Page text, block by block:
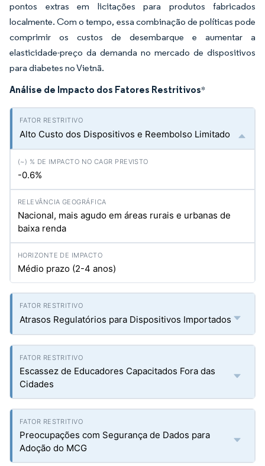
pontos extras em licitações para produtos fabricados
localmente. Com o tempo, essa combinação de políticas pode
comprimir os custos de desembarque e aumentar a
elasticidade-preço da demanda no mercado de dispositivos
para diabetes no Vietnã.
Análise de Impacto dos Fatores Restritivos*
Alto Custo dos Dispositivos e Reembolso Limitado
-0.6%
Nacional, mais agudo em áreas rurais e urbanas de
baixa renda
Médio prazo (2-4 anos)
Atrasos Regulatórios para Dispositivos Importados
Escassez de Educadores Capacitados Fora das
Cidades
Preocupações com Segurança de Dados para
Adoção do MCG